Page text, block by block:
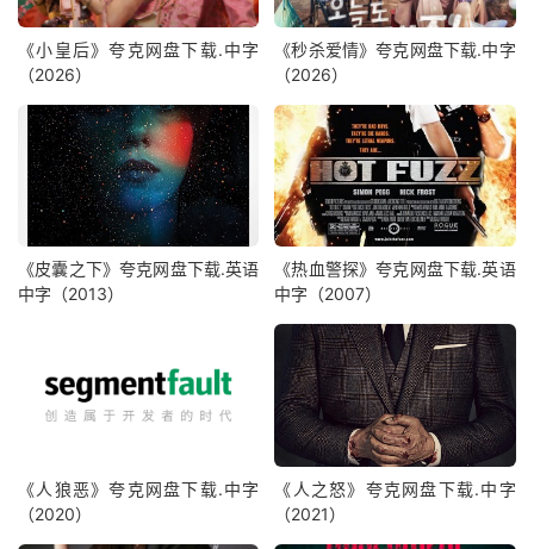
《小皇后》夸克网盘下载.中字
（2026）
《秒杀爱情》夸克网盘下载.中字
（2026）
《皮囊之下》夸克网盘下载.英语
中字（2013）
《热血警探》夸克网盘下载.英语
中字（2007）
《人狼恶》夸克网盘下载.中字
（2020）
《人之怒》夸克网盘下载.中字
（2021）